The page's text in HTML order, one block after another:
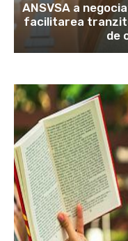
ANSVSA a
facilitarea
de